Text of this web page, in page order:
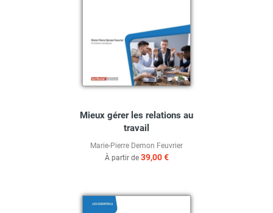
Mieux gérer les relations au
travail
Marie-Pierre Demon Feuvrier
À partir de 39,00 €